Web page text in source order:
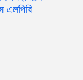
এলপিবি